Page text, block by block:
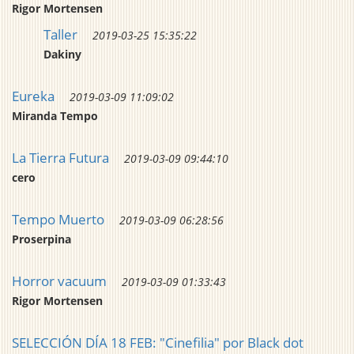
Rigor Mortensen
Taller
2019-03-25 15:35:22
Dakiny
Eureka
2019-03-09 11:09:02
Miranda Tempo
La Tierra Futura
2019-03-09 09:44:10
cero
Tempo Muerto
2019-03-09 06:28:56
Proserpina
Horror vacuum
2019-03-09 01:33:43
Rigor Mortensen
SELECCIÓN DÍA 18 FEB: "Cinefilia" por Black dot